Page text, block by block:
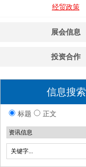
经贸政策
展会信息
投资合作
信息搜索
标题 正文